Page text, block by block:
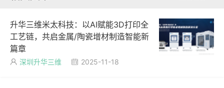
升华三维米太科技：以AI赋能3D打印全
工艺链，共启金属/陶瓷增材制造智能新
篇章
 深圳升华三维  2025-11-18